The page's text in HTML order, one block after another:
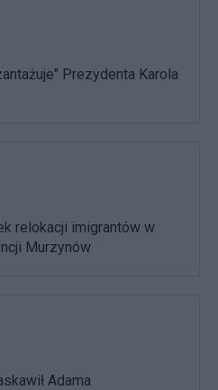
Prezydenta Karola
relokacji imigrantów w
Murzynów
Adama